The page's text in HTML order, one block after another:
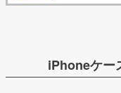
iPhoneケー